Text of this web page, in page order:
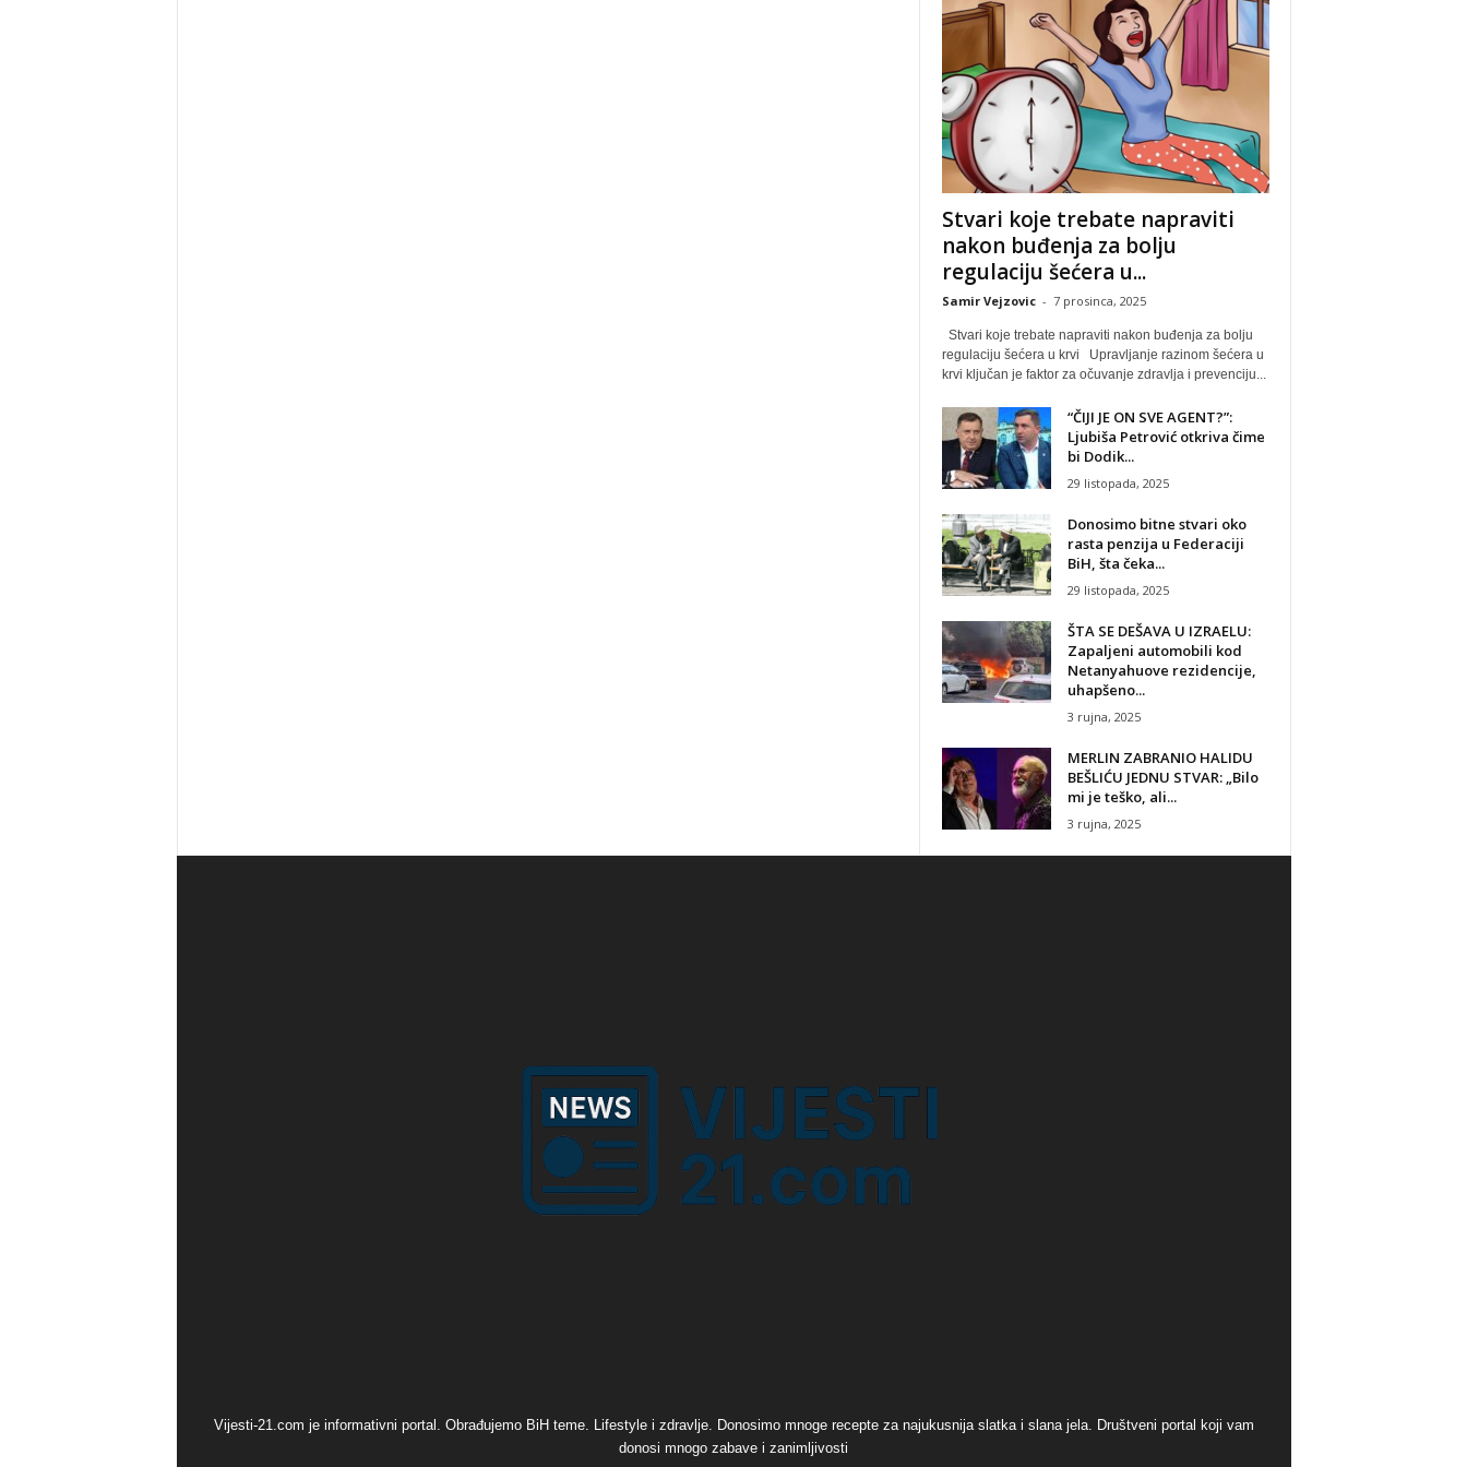
Stvari koje trebate napraviti
nakon buđenja za bolju
regulaciju šećera u...
Samir Vejzovic - 7 prosinca, 2025
Stvari koje trebate napraviti nakon buđenja za bolju
regulaciju šećera u krvi Upravljanje razinom šećera u
krvi ključan je faktor za očuvanje zdravlja i prevenciju...
“ČIJI JE ON SVE AGENT?”:
Ljubiša Petrović otkriva čime
bi Dodik...
29 listopada, 2025
Donosimo bitne stvari oko
rasta penzija u Federaciji
BiH, šta čeka...
29 listopada, 2025
ŠTA SE DEŠAVA U IZRAELU:
Zapaljeni automobili kod
Netanyahuove rezidencije,
uhapšeno...
3 rujna, 2025
MERLIN ZABRANIO HALIDU
BEŠLIĆU JEDNU STVAR: „Bilo
mi je teško, ali...
3 rujna, 2025
Vijesti-21.com je informativni portal. Obrađujemo BiH teme. Lifestyle i zdravlje. Donosimo mnoge recepte za najukusnija slatka i slana jela. Društveni portal koji vam
donosi mnogo zabave i zanimljivosti